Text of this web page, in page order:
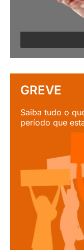
GREVE
Saiba tudo o
período que